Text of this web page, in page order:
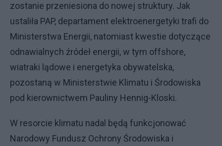
zostanie przeniesiona do nowej struktury. Jak
ustaliła PAP, departament elektroenergetyki trafi do
Ministerstwa Energii, natomiast kwestie dotyczące
odnawialnych źródeł energii, w tym offshore,
wiatraki lądowe i energetyka obywatelska,
pozostaną w Ministerstwie Klimatu i Środowiska
pod kierownictwem Pauliny Hennig-Kloski.
W resorcie klimatu nadal będą funkcjonować
Narodowy Fundusz Ochrony Środowiska i